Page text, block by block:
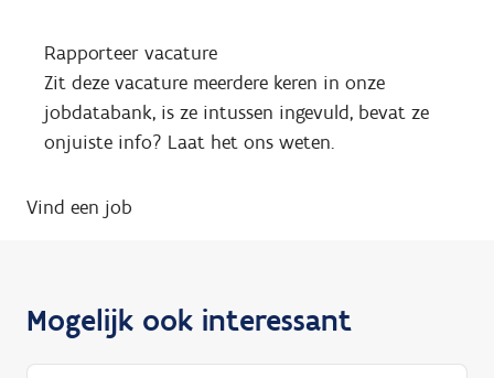
Rapporteer vacature
Zit deze vacature meerdere keren in onze
jobdatabank, is ze intussen ingevuld, bevat ze
onjuiste info? Laat het ons weten.
Vind een job
Mogelijk ook interessant